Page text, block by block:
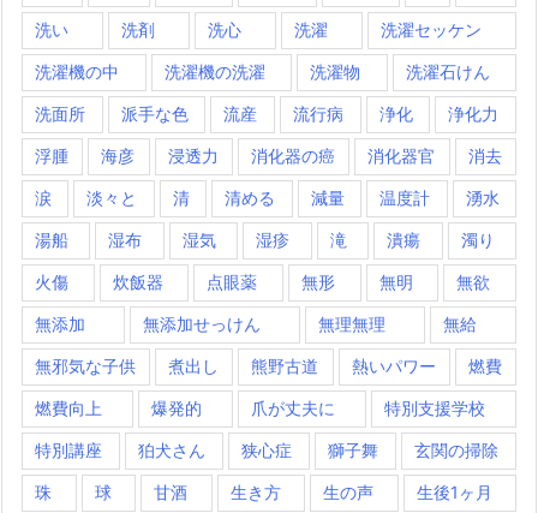
洗い 洗剤 洗心 洗濯 洗濯セッケン
洗濯機の中 洗濯機の洗濯 洗濯物 洗濯石けん
洗面所 派手な色 流産 流行病 浄化 浄化力
浮腫 海彦 浸透力 消化器の癌 消化器官 消去
涙 淡々と 清 清める 減量 温度計 湧水
湯船 湿布 湿気 湿疹 滝 潰瘍 濁り
火傷 炊飯器 点眼薬 無形 無明 無欲
無添加 無添加せっけん 無理無理 無給
無邪気な子供 煮出し 熊野古道 熱いパワー 燃費
燃費向上 爆発的 爪が丈夫に 特別支援学校
特別講座 狛犬さん 狭心症 獅子舞 玄関の掃除
珠 球 甘酒 生き方 生の声 生後1ヶ月